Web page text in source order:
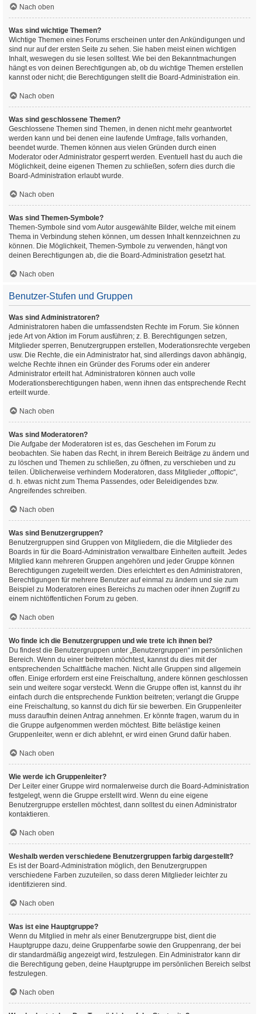
Nach oben
Was sind wichtige Themen?
Wichtige Themen eines Forums erscheinen unter den Ankündigungen und
sind nur auf der ersten Seite zu sehen. Sie haben meist einen wichtigen
Inhalt, weswegen du sie lesen solltest. Wie bei den Bekanntmachungen
hängt es von deinen Berechtigungen ab, ob du wichtige Themen erstellen
kannst oder nicht; die Berechtigungen stellt die Board-Administration ein.
Nach oben
Was sind geschlossene Themen?
Geschlossene Themen sind Themen, in denen nicht mehr geantwortet
werden kann und bei denen eine laufende Umfrage, falls vorhanden,
beendet wurde. Themen können aus vielen Gründen durch einen
Moderator oder Administrator gesperrt werden. Eventuell hast du auch die
Möglichkeit, deine eigenen Themen zu schließen, sofern dies durch die
Board-Administration erlaubt wurde.
Nach oben
Was sind Themen-Symbole?
Themen-Symbole sind vom Autor ausgewählte Bilder, welche mit einem
Thema in Verbindung stehen können, um dessen Inhalt kennzeichnen zu
können. Die Möglichkeit, Themen-Symbole zu verwenden, hängt von
deinen Berechtigungen ab, die die Board-Administration gesetzt hat.
Nach oben
Benutzer-Stufen und Gruppen
Was sind Administratoren?
Administratoren haben die umfassendsten Rechte im Forum. Sie können
jede Art von Aktion im Forum ausführen; z. B. Berechtigungen setzen,
Mitglieder sperren, Benutzergruppen erstellen, Moderationsrechte vergeben
usw. Die Rechte, die ein Administrator hat, sind allerdings davon abhängig,
welche Rechte ihnen ein Gründer des Forums oder ein anderer
Administrator erteilt hat. Administratoren können auch volle
Moderationsberechtigungen haben, wenn ihnen das entsprechende Recht
erteilt wurde.
Nach oben
Was sind Moderatoren?
Die Aufgabe der Moderatoren ist es, das Geschehen im Forum zu
beobachten. Sie haben das Recht, in ihrem Bereich Beiträge zu ändern und
zu löschen und Themen zu schließen, zu öffnen, zu verschieben und zu
teilen. Üblicherweise verhindern Moderatoren, dass Mitglieder „offtopic“,
d. h. etwas nicht zum Thema Passendes, oder Beleidigendes bzw.
Angreifendes schreiben.
Nach oben
Was sind Benutzergruppen?
Benutzergruppen sind Gruppen von Mitgliedern, die die Mitglieder des
Boards in für die Board-Administration verwaltbare Einheiten aufteilt. Jedes
Mitglied kann mehreren Gruppen angehören und jeder Gruppe können
Berechtigungen zugeteilt werden. Dies erleichtert es den Administratoren,
Berechtigungen für mehrere Benutzer auf einmal zu ändern und sie zum
Beispiel zu Moderatoren eines Bereichs zu machen oder ihnen Zugriff zu
einem nichtöffentlichen Forum zu geben.
Nach oben
Wo finde ich die Benutzergruppen und wie trete ich ihnen bei?
Du findest die Benutzergruppen unter „Benutzergruppen“ im persönlichen
Bereich. Wenn du einer beitreten möchtest, kannst du dies mit der
entsprechenden Schaltfläche machen. Nicht alle Gruppen sind allgemein
offen. Einige erfordern erst eine Freischaltung, andere können geschlossen
sein und weitere sogar versteckt. Wenn die Gruppe offen ist, kannst du ihr
einfach durch die entsprechende Funktion beitreten; verlangt die Gruppe
eine Freischaltung, so kannst du dich für sie bewerben. Ein Gruppenleiter
muss daraufhin deinen Antrag annehmen. Er könnte fragen, warum du in
die Gruppe aufgenommen werden möchtest. Bitte belästige keinen
Gruppenleiter, wenn er dich ablehnt, er wird einen Grund dafür haben.
Nach oben
Wie werde ich Gruppenleiter?
Der Leiter einer Gruppe wird normalerweise durch die Board-Administration
festgelegt, wenn die Gruppe erstellt wird. Wenn du eine eigene
Benutzergruppe erstellen möchtest, dann solltest du einen Administrator
kontaktieren.
Nach oben
Weshalb werden verschiedene Benutzergruppen farbig dargestellt?
Es ist der Board-Administration möglich, den Benutzergruppen
verschiedene Farben zuzuteilen, so dass deren Mitglieder leichter zu
identifizieren sind.
Nach oben
Was ist eine Hauptgruppe?
Wenn du Mitglied in mehr als einer Benutzergruppe bist, dient die
Hauptgruppe dazu, deine Gruppenfarbe sowie den Gruppenrang, der bei
dir standardmäßig angezeigt wird, festzulegen. Ein Administrator kann dir
die Berechtigung geben, deine Hauptgruppe im persönlichen Bereich selbst
festzulegen.
Nach oben